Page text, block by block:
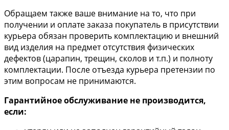
Обращаем также ваше внимание на то, что при
получении и оплате заказа покупатель в присутствии
курьера обязан проверить комплектацию и внешний
вид изделия на предмет отсутствия физических
дефектов (царапин, трещин, сколов и т.п.) и полноту
комплектации. После отъезда курьера претензии по
этим вопросам не принимаются.
Гарантийное обслуживание не производится,
если: